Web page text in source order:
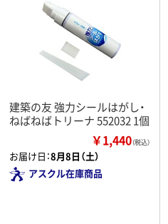
建築の友 強力シールはがし・
ねばねばトリーナ 552032 1個
￥1,440（税込）
お届け日：8月8日（土）
アスクル在庫商品